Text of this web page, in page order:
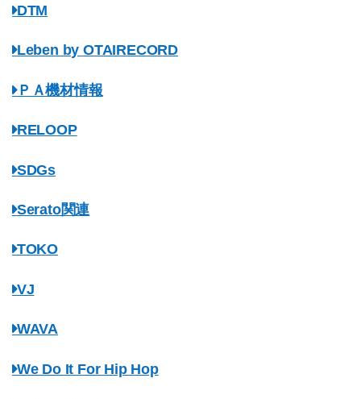
DTM
Leben by OTAIRECORD
ＰＡ機材情報
RELOOP
SDGs
Serato関連
TOKO
VJ
WAVA
We Do It For Hip Hop